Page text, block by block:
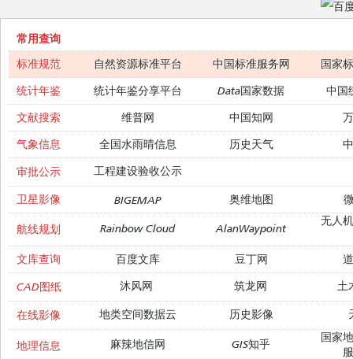
常用查询
标准规范
自然资源标准平台 中国标准服务网
国家
统计年鉴
统计年鉴分享平台 Data国家数据
中国
文献搜索
维普网 中国知网
气象信息
全国水雨晴信息 历史天气
审批公示 工程建设验收公示
卫星影像 BIGEMAP 奥维地图
航线规划 Rainbow Cloud AlanWaypoint
无人
文库查询 百度文库 豆丁网
CAD图纸 沐风网 筑龙网 土
在线影像 地类空间数据云 历史影像
地理信息 麻辣地信网 GIS知乎
国家